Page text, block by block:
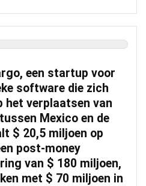
een startup voor
software die zich
het verplaatsen van
Mexico en de
$ 20,5 miljoen op
post-money
van $ 180 miljoen,
met $ 70 miljoen in